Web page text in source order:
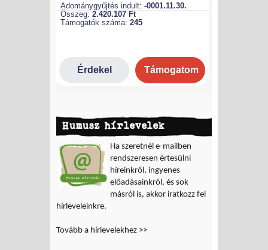
Humusz hírlevelek
Ha szeretnél e-mailben
rendszeresen értesülni
híreinkről, ingyenes
előadásainkról, és sok
másról is, akkor iratkozz fel
hírleveleinkre.
Tovább a hírlevelekhez >>